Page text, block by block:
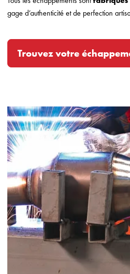
gage d’authenticité et de perfection
Trouvez votre